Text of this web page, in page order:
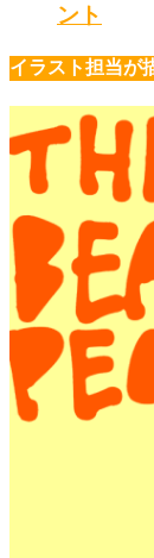
ント
イラスト担当が